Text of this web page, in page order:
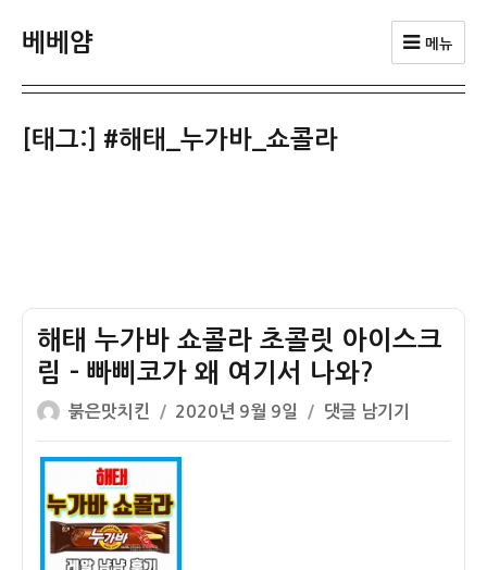
베베얌 메뉴
[태그:] #해태_누가바_쇼콜라
해태 누가바 쇼콜라 초콜릿 아이스크
림 – 빠삐코가 왜 여기서 나와?
글
쓴
이
붉은맛치킨
작
성
일
2020년 9월 9일
해
태
댓글 남기기